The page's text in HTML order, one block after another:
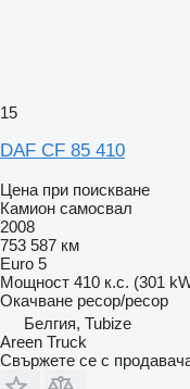
15
DAF CF 85 410
Цена при поискване
Камион самосвал
2008
753 587 км
Euro 5
Мощност 410 к.с. (301
Окачване ресор/ресор
Белгия, Tubize
Areen Truck
Свържете се с